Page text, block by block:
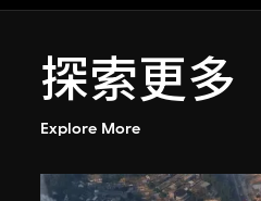
探索更多
Explore More